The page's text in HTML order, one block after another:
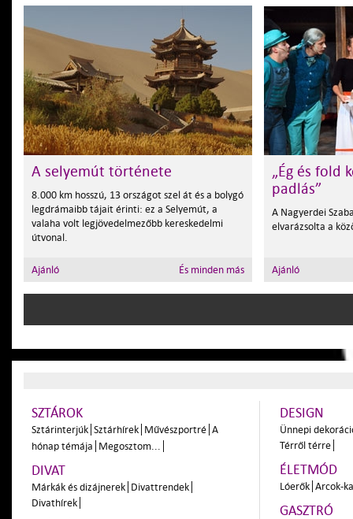
A selyemút története
8.000 km hosszú, 13 országot szel át és a bolygó
legdrámaibb tájait érinti: ez a Selyemút, a
valaha volt legjövedelmezőbb kereskedelmi
útvonal.
Ajánló És minden más
„Ég és fold
padlás”
A Nagyerdei
elvarázsolta a
Ajánló
SZTÁROK
Sztárinterjúk Sztárhírek Művészportré A
hónap témája Megosztom...
DIVAT
Márkák és dizájnerek Divattrendek
Divathírek
DESIGN
Ünnepi
Térről térre
ÉLETMÓD
Lóerők Arcok-
GASZTRÓ